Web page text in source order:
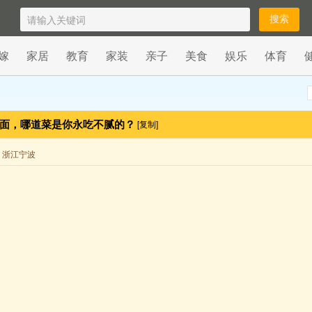
家居 教育 家装 亲子 美食 娱乐 体育
，哪道菜是你永吃不腻的？[复制]
江宁波